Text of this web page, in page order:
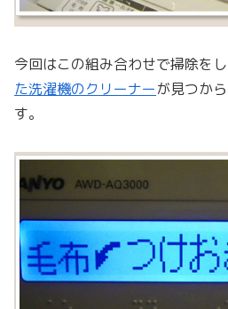
今回はこの組み合わせで掃除をし
た洗濯機のクリーナーが見つか
す。